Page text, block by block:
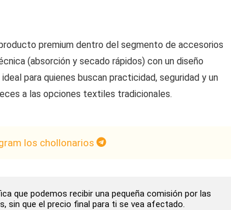
premium dentro del segmento de accesorios
(absorción y secado rápidos) con un diseño
para quienes buscan practicidad, seguridad y un
a las opciones textiles tradicionales.
los chollonarios
que podemos recibir una pequeña comisión por las
sin que el precio final para ti se vea afectado.